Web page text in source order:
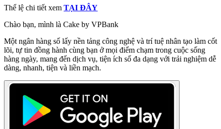
Thể lệ chi tiết xem TẠI ĐÂY
Chào bạn, mình là Cake by VPBank
Một ngân hàng số lấy nền tảng công nghệ và trí tuệ nhân tạo làm cốt
lõi, tự tin đồng hành cùng bạn ở mọi điểm chạm trong cuộc sống
hàng ngày, mang đến dịch vụ, tiện ích số đa dạng với trải nghiệm dễ
dàng, nhanh, tiện và liền mạch.